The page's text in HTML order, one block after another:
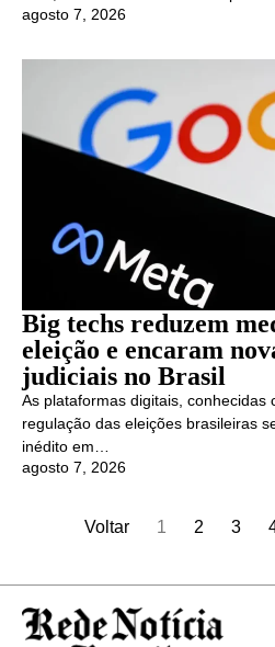
agosto 7, 2026
Big techs reduzem
eleição e encaram
judiciais no Brasil
As plataformas digitais, conhecidas
regulação das eleições brasileiras
inédito em…
agosto 7, 2026
Voltar 1 2 3